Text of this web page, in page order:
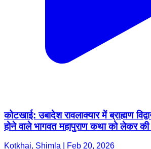
कोटखाई: उबादेश रावलाक्यार में ब्राह्मण
होने वाले भागवत महापुराण कथा को लेकर
Kotkhai, Shimla | Feb 20, 2026